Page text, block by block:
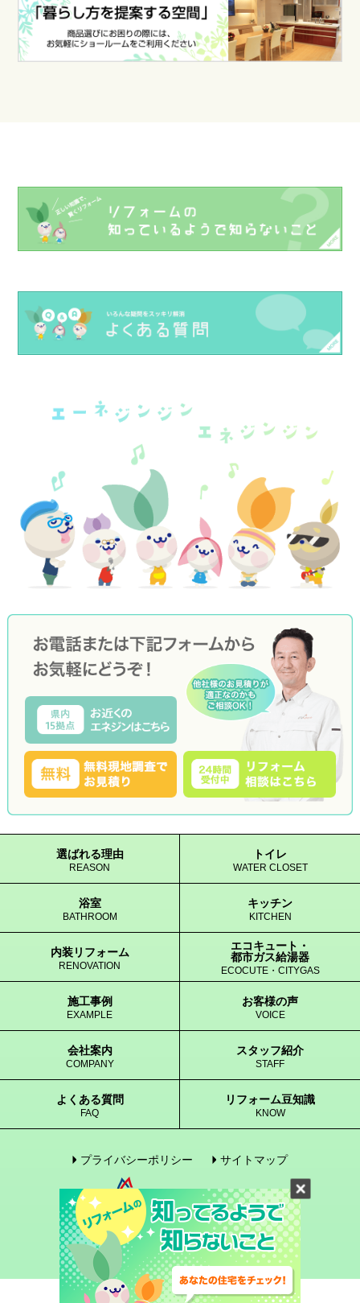
選ばれる理由
REASON
トイレ
WATER CLOSET
浴室
BATHROOM
キッチン
KITCHEN
内装リフォーム
RENOVATION
エコキュート・
都市ガス給湯器
ECOCUTE・CITYGAS
施工事例
EXAMPLE
お客様の声
VOICE
会社案内
COMPANY
スタッフ紹介
STAFF
よくある質問
FAQ
リフォーム豆知識
KNOW
プライバシーポリシー サイトマップ
© 2005-2017 enegene Co., Ltd. All Rights Reserved.